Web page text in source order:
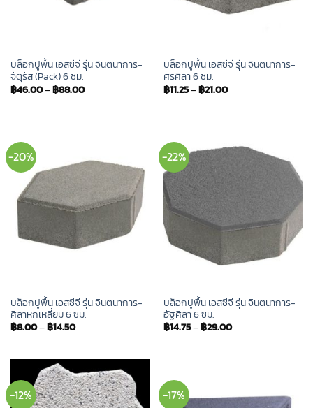
บล็อกปูพื้น เอสซีจี รุ่น จินตนาการ-
จัตุรัส (Pack) 6 ซม.
฿46.00–฿88.00
บล็อกปูพื้น เอสซีจี รุ่น จินตนาการ-
ศรศิลา 6 ซม.
฿11.25–฿21.00
-20%
บล็อกปูพื้น เอสซีจี รุ่น จินตนาการ-
ศิลาหกเหลี่ยม 6 ซม.
฿8.00–฿14.50
-22%
บล็อกปูพื้น เอสซีจี รุ่น จินตนาการ-
อัฐศิลา 6 ซม.
฿14.75–฿29.00
-12% -17%